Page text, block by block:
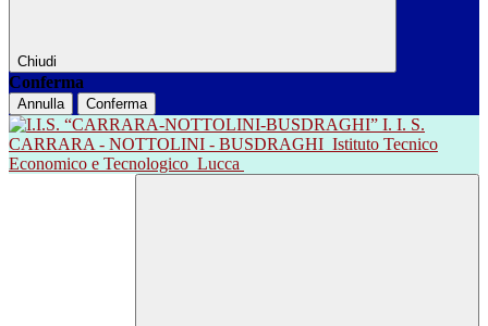
Chiudi
Conferma
Annulla Conferma
I. I. S.
CARRARA - NOTTOLINI - BUSDRAGHI Istituto Tecnico
Economico e Tecnologico Lucca